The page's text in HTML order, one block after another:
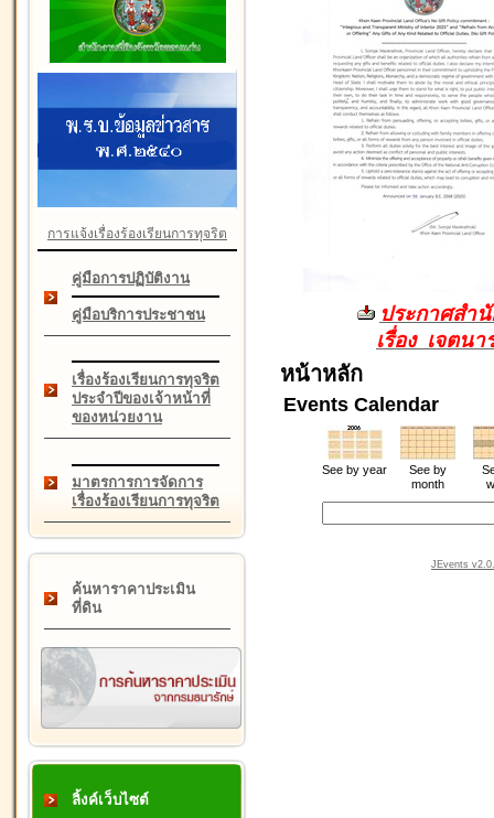
การแจ้งเรื่องร้องเรียนการทุจริต
คู่มือการปฏิบัติงาน
คู่มือบริการประชาชน
เรื่องร้องเรียนการทุจริต
ประจำปีของเจ้าหน้าที่
ของหน่วยงาน
มาตรการการจัดการ
เรื่องร้องเรียนการทุจริต
ค้นหาราคาประเมิน
ที่ดิน
ลิ้งค์เว็บไซต์
ประกาศสำ
เรื่อง เจตน
หน้าหลัก
Events Calendar
See by year
See by
month
JEvents